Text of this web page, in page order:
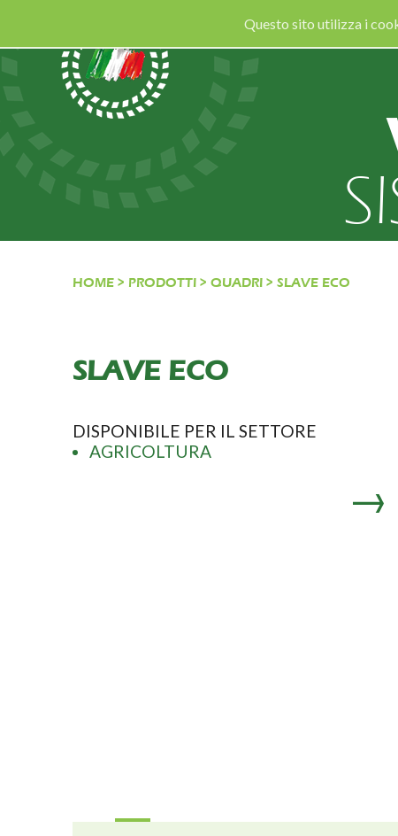
Questo sito utilizza i
HOME > PRODOTTI > QUADRI > SLAVE ECO
SLAVE ECO
DISPONIBILE PER IL SETTORE
AGRICOLTURA